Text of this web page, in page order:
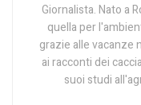
Giornalista. Nato a
quella per
grazie alle vacanze
ai racconti dei
suoi studi